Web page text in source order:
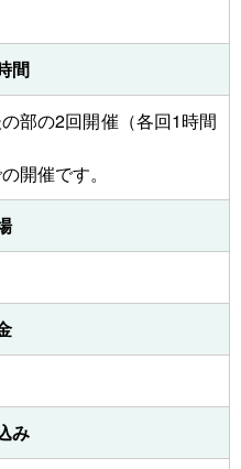
間
部の2回開催（各回1時間
開催です。
み